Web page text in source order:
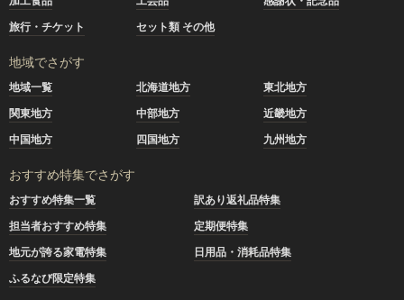
旅行・チケット
セット類 その他
地域でさがす
地域一覧 北海道地方
東北地方
関東地方
中部地方
近畿地方
中国地方
四国地方 九州地方
おすすめ特集でさがす
おすすめ特集一覧
訳あり返礼品特集
担当者おすすめ特集
定期便特集
地元が誇る家電特集
日用品・消耗品特集
ふるなび限定特集